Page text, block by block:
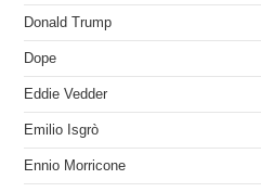
Donald Trump
Dope
Eddie Vedder
Emilio Isgrò
Ennio Morricone